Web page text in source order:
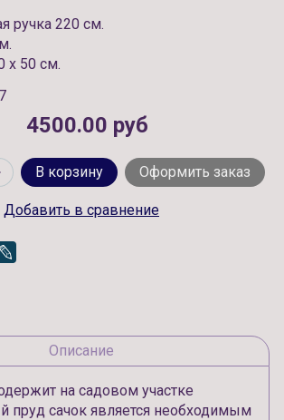
ручка 220 см.
x 50 см.
4500.00 руб
В корзину Оформить заказ
Добавить в сравнение
Описание
на садовом участке
пруд сачок является необходимым